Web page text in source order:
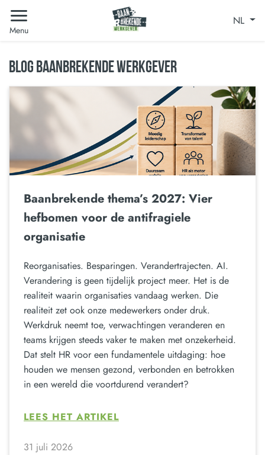
Menu
NL
BLOG BAANBREKENDE WERKGEVER
Baanbrekende thema’s 2027: Vier
hefbomen voor de antifragiele
organisatie
Reorganisaties. Besparingen. Verandertrajecten. AI.
Verandering is geen tijdelijk project meer. Het is de
realiteit waarin organisaties vandaag werken. Die
realiteit zet ook onze medewerkers onder druk.
Werkdruk neemt toe, verwachtingen veranderen en
teams krijgen steeds vaker te maken met onzekerheid.
Dat stelt HR voor een fundamentele uitdaging: hoe
houden we mensen gezond, verbonden en betrokken
in een wereld die voortdurend verandert?
LEES HET ARTIKEL
31 juli 2026